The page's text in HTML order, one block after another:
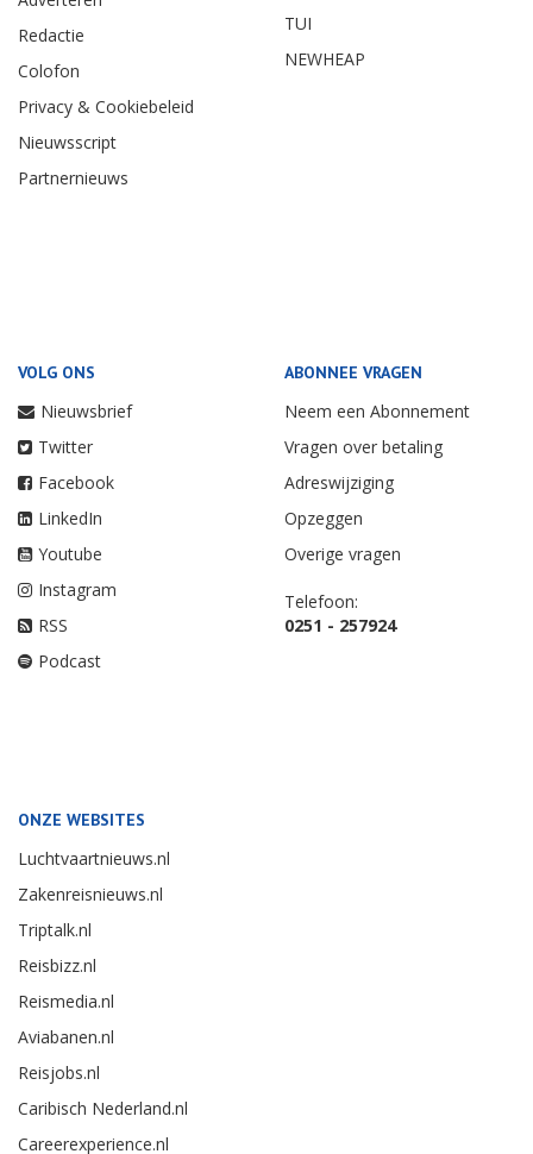
Redactie
Colofon
Privacy & Cookiebeleid
Nieuwsscript
Partnernieuws
TUI
NEWHEAP
VOLG ONS
Nieuwsbrief
Twitter
Facebook
LinkedIn
Youtube
Instagram
RSS
Podcast
ABONNEE VRAGEN
Neem een Abonnement
Vragen over betaling
Adreswijziging
Opzeggen
Overige vragen
Telefoon:
0251 - 257924
ONZE WEBSITES
Luchtvaartnieuws.nl
Zakenreisnieuws.nl
Triptalk.nl
Reisbizz.nl
Reismedia.nl
Aviabanen.nl
Reisjobs.nl
Caribisch Nederland.nl
Careerexperience.nl